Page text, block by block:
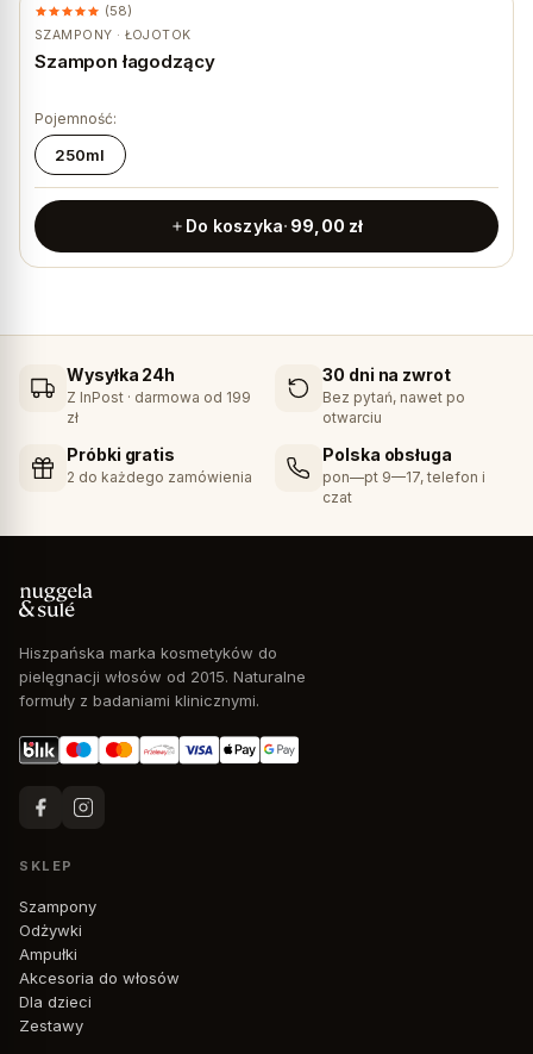
SZAMPONY · ŁOJOTOK
Szampon łagodzący
(58)
Pojemność:
250ml
Do koszyka 99,00 zł
Wysyłka 24h
Z InPost · darmowa od 199
zł
30 dni na zwrot
Bez pytań, nawet po
otwarciu
Próbki gratis
2 do każdego zamówienia
Polska obsługa
pon—pt 9—17, telefon i
czat
Hiszpańska marka kosmetyków do
pielęgnacji włosów od 2015. Naturalne
formuły z badaniami klinicznymi.
SKLEP
Szampony
Odżywki
Ampułki
Akcesoria do włosów
Dla dzieci
Zestawy